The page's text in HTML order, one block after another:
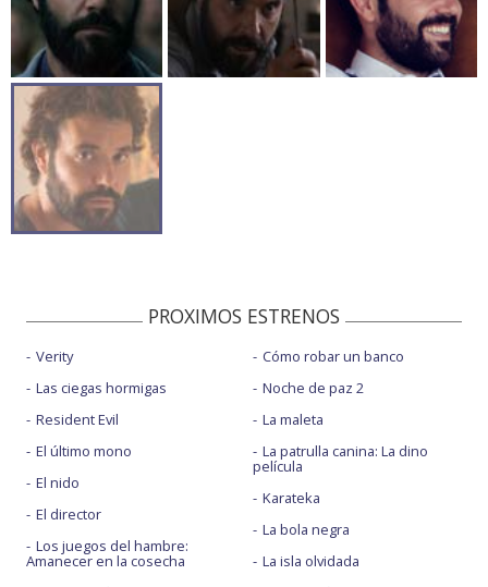
PROXIMOS ESTRENOS
Verity
Las ciegas hormigas
Resident Evil
El último mono
El nido
El director
Los juegos del hambre:
Amanecer en la cosecha
Cómo robar un banco
Noche de paz 2
La maleta
La patrulla canina: La dino
película
Karateka
La bola negra
La isla olvidada